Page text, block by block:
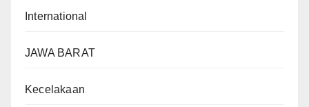
International
JAWA BARAT
Kecelakaan